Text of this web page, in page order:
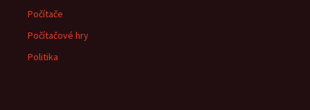
Počítače
Počítačové hry
Politika